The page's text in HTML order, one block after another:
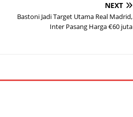
NEXT
Bastoni Jadi Target Utama Real Madrid,
Inter Pasang Harga €60 juta